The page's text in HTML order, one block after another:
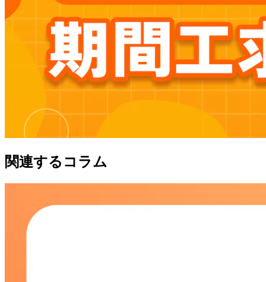
関連するコラム